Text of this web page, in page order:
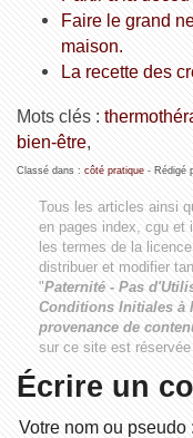
Faire le grand
maison.
La recette des
Mots clés :
bien-être,
Classé dans : côté pratique- Rédigé
Tous les articles ainsi
en pages index, cgu et
les termes de la licence
distribuer et modifier
"Paternité - Pas
Conditions Initiales à
provenance de
sur ce site est
Écrire un
Votre nom ou pseudo :